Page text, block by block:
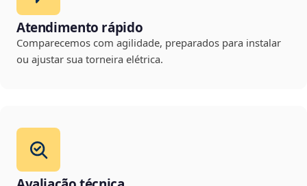
Atendimento rápido
Comparecemos com agilidade, preparados para instalar
ou ajustar sua torneira elétrica.